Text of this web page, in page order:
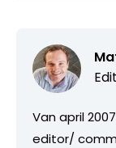
Van april
editor/